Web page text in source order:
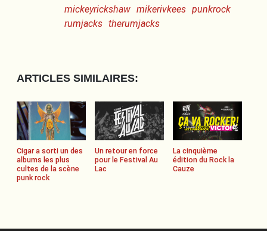
mickeyrickshaw mikerivkees punkrock
rumjacks therumjacks
ARTICLES SIMILAIRES:
Cigar a sorti un des
albums les plus
cultes de la scène
punk rock
Un retour en force
pour le Festival Au
Lac
La cinquième
édition du Rock la
Cauze